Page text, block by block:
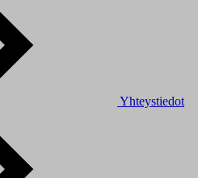
Yhteystiedot